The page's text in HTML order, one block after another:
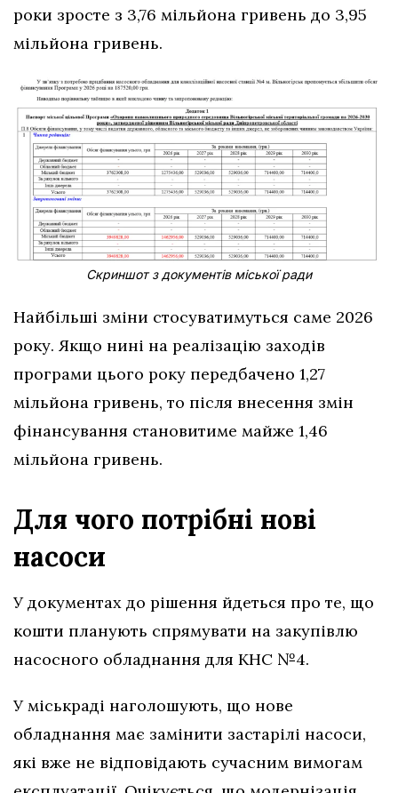
роки зросте з 3,76 мільйона гривень до 3,95
мільйона гривень.
Скриншот з документів міської ради
Найбільші зміни стосуватимуться саме 2026
року. Якщо нині на реалізацію заходів
програми цього року передбачено 1,27
мільйона гривень, то після внесення змін
фінансування становитиме майже 1,46
мільйона гривень.
Для чого потрібні нові
насоси
У документах до рішення йдеться про те, що
кошти планують спрямувати на закупівлю
насосного обладнання для КНС №4.
У міськраді наголошують, що нове
обладнання має замінити застарілі насоси,
які вже не відповідають сучасним вимогам